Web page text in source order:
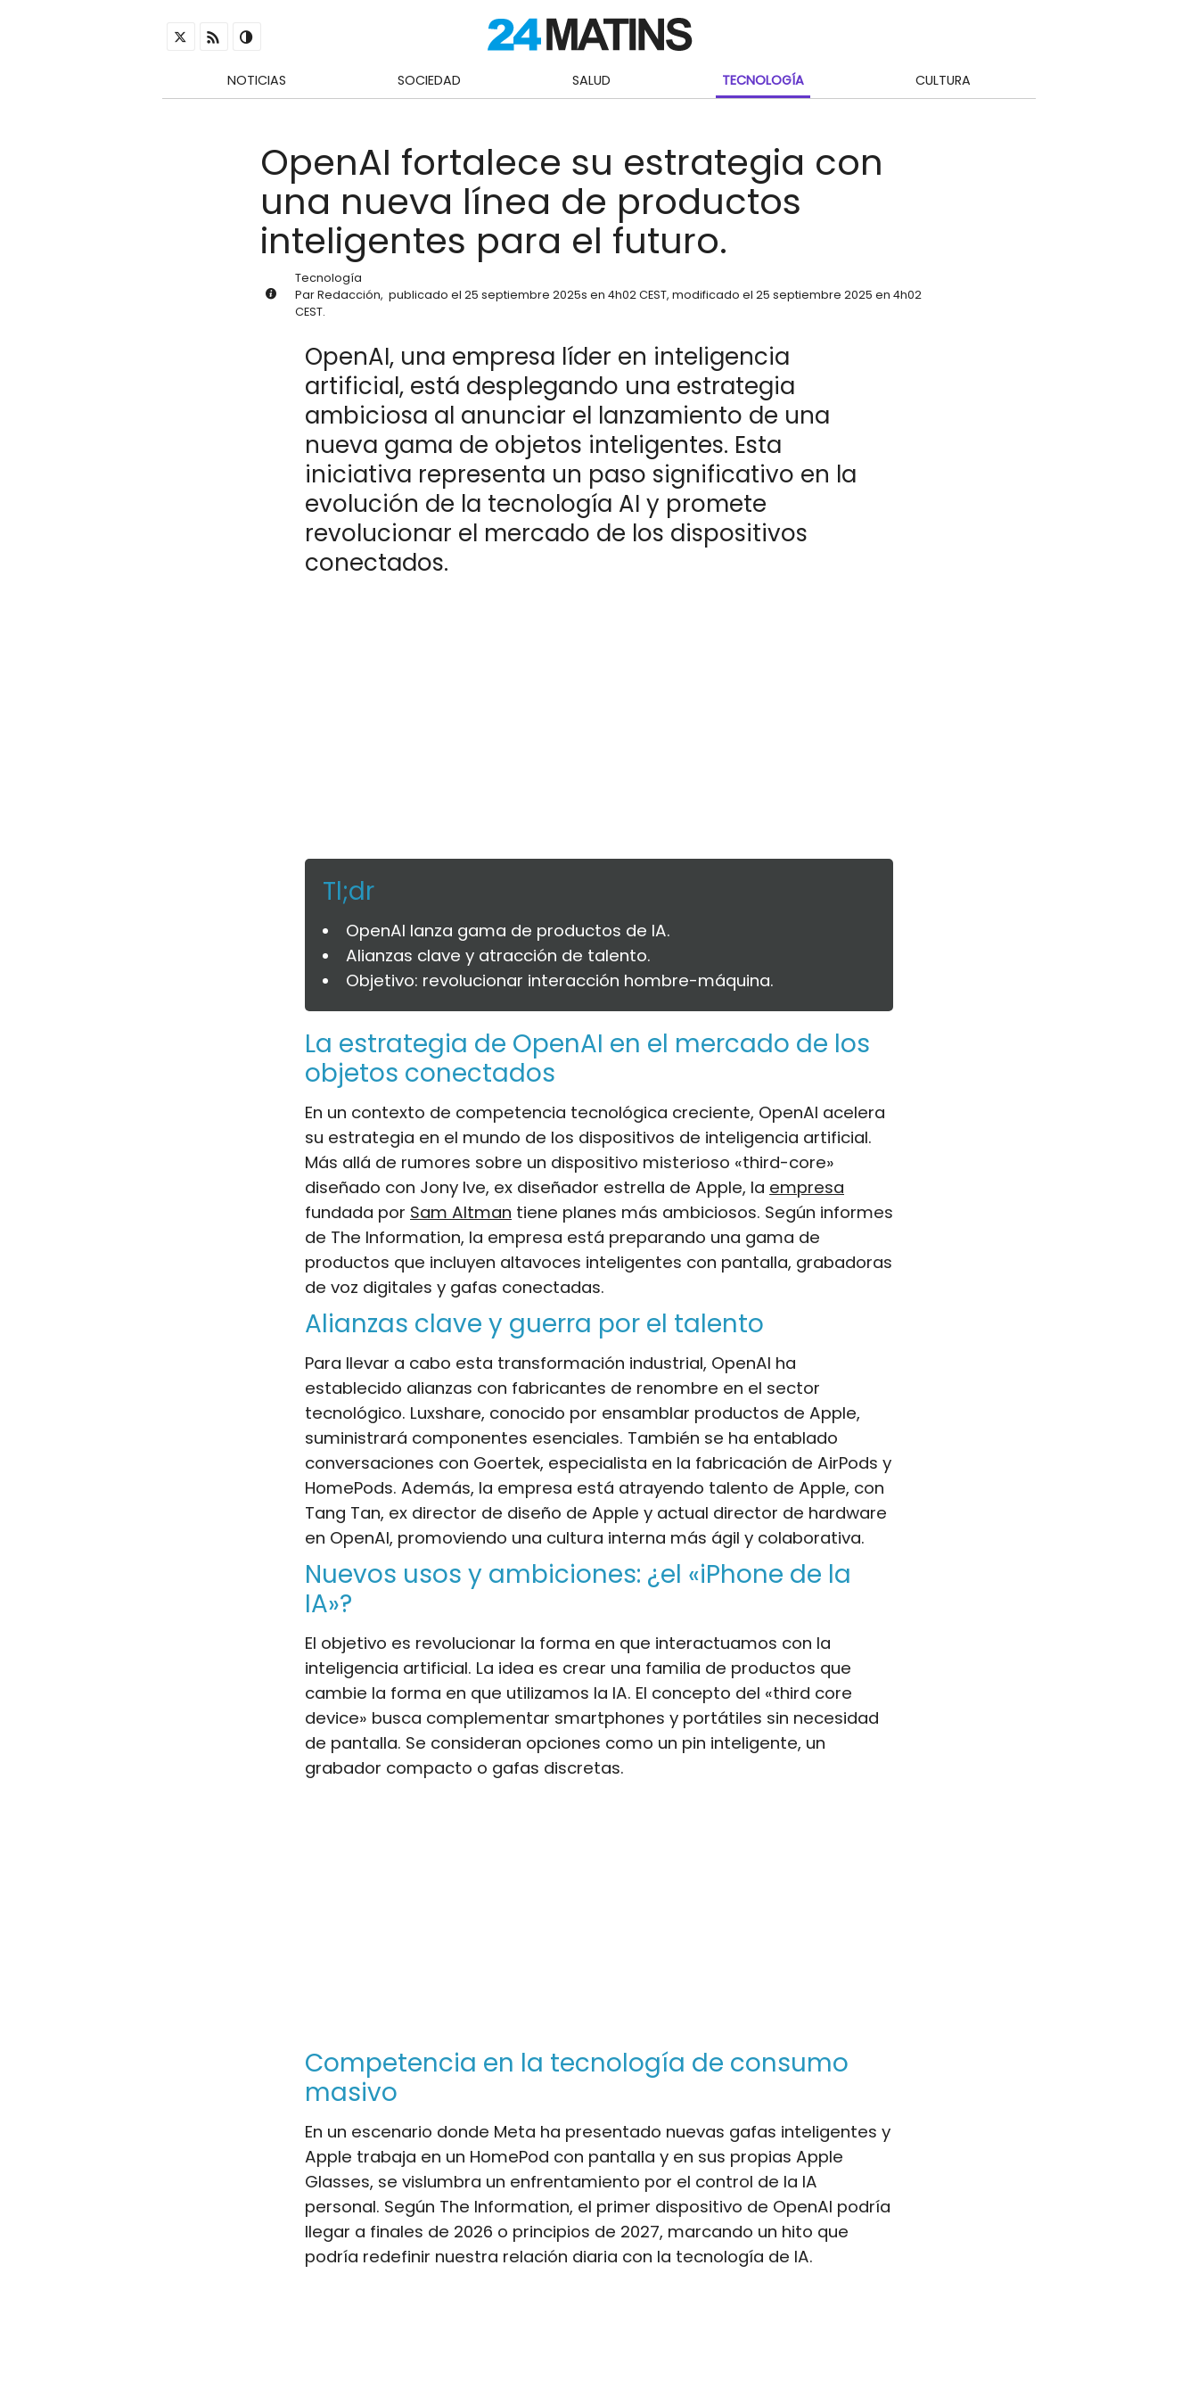
NOTICIAS SOCIEDAD SALUD TECNOLOGÍA CULTURA
OpenAI fortalece su estrategia con
una nueva línea de productos
inteligentes para el futuro.
Tecnología
ParRedacción, publicado el 25 septiembre 2025s en 4h02 CEST, modificado el 25 septiembre 2025 en 4h02
CEST.
OpenAI, una empresa líder en inteligencia
artificial, está desplegando una estrategia
ambiciosa al anunciar el lanzamiento de una
nueva gama de objetos inteligentes. Esta
iniciativa representa un paso significativo en la
evolución de la tecnología AI y promete
revolucionar el mercado de los dispositivos
conectados.
Tl;dr
OpenAI lanza gama de productos de IA.
Alianzas clave y atracción de talento.
Objetivo: revolucionar interacción hombre-máquina.
La estrategia de OpenAI en el mercado de los
objetos conectados
En un contexto de competencia tecnológica creciente, OpenAI acelera
su estrategia en el mundo de los dispositivos de inteligencia artificial.
Más allá de rumores sobre un dispositivo misterioso «third-core»
diseñado con Jony Ive, ex diseñador estrella de Apple, la empresa
fundada por Sam Altman tiene planes más ambiciosos. Según informes
de The Information, la empresa está preparando una gama de
productos que incluyen altavoces inteligentes con pantalla, grabadoras
de voz digitales y gafas conectadas.
Alianzas clave y guerra por el talento
Para llevar a cabo esta transformación industrial, OpenAI ha
establecido alianzas con fabricantes de renombre en el sector
tecnológico. Luxshare, conocido por ensamblar productos de Apple,
suministrará componentes esenciales. También se ha entablado
conversaciones con Goertek, especialista en la fabricación de AirPods y
HomePods. Además, la empresa está atrayendo talento de Apple, con
Tang Tan, ex director de diseño de Apple y actual director de hardware
en OpenAI, promoviendo una cultura interna más ágil y colaborativa.
Nuevos usos y ambiciones: ¿el «iPhone de la
IA»?
El objetivo es revolucionar la forma en que interactuamos con la
inteligencia artificial. La idea es crear una familia de productos que
cambie la forma en que utilizamos la IA. El concepto del «third core
device» busca complementar smartphones y portátiles sin necesidad
de pantalla. Se consideran opciones como un pin inteligente, un
grabador compacto o gafas discretas.
Competencia en la tecnología de consumo
masivo
En un escenario donde Meta ha presentado nuevas gafas inteligentes y
Apple trabaja en un HomePod con pantalla y en sus propias Apple
Glasses, se vislumbra un enfrentamiento por el control de la IA
personal. Según The Information, el primer dispositivo de OpenAI podría
llegar a finales de 2026 o principios de 2027, marcando un hito que
podría redefinir nuestra relación diaria con la tecnología de IA.